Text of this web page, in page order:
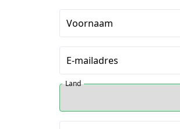
Voornaam
E-mailadres
Land